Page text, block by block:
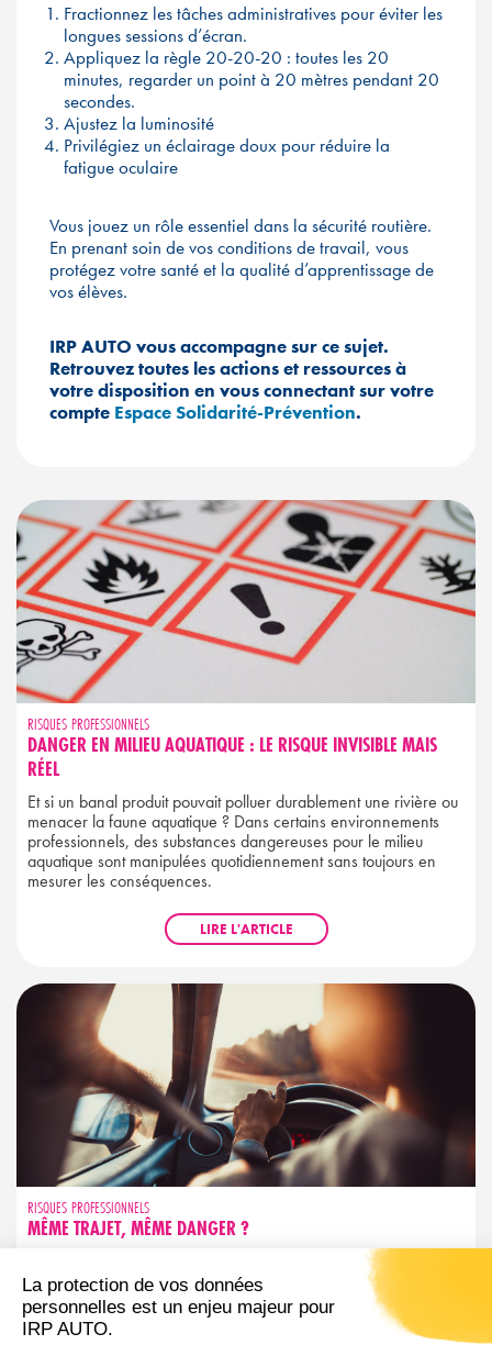
Fractionnez les tâches administratives pour éviter les
longues sessions d’écran.
Appliquez la règle 20-20-20 : toutes les 20
minutes, regarder un point à 20 mètres pendant 20
secondes.
Ajustez la luminosité
Privilégiez un éclairage doux pour réduire la
fatigue oculaire
Vous jouez un rôle essentiel dans la sécurité routière.
En prenant soin de vos conditions de travail, vous
protégez votre santé et la qualité d’apprentissage de
vos élèves.
IRP AUTO vous accompagne sur ce sujet.
Retrouvez toutes les actions et ressources à
votre disposition en vous connectant sur votre
compte Espace Solidarité-Prévention.
RISQUES PROFESSIONNELS
DANGER EN MILIEU AQUATIQUE : LE RISQUE INVISIBLE MAIS
RÉEL
Et si un banal produit pouvait polluer durablement une rivière ou
menacer la faune aquatique ? Dans certains environnements
professionnels, des substances dangereuses pour le milieu
aquatique sont manipulées quotidiennement sans toujours en
mesurer les conséquences.
LIRE L'ARTICLE
RISQUES PROFESSIONNELS
MÊME TRAJET, MÊME DANGER ?
Trajet familier ne rime pas avec sécurité garantie. Découvrez les
réflexes simples pour garder votre vigilance active, même sur
les routes que vous connaissez par cœur.